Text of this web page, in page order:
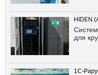
HIDEN
для
1С-